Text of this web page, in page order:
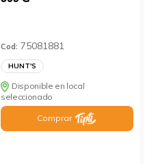
Cod: 75081881
HUNT'S
Disponible en local
seleccionado
Comprar